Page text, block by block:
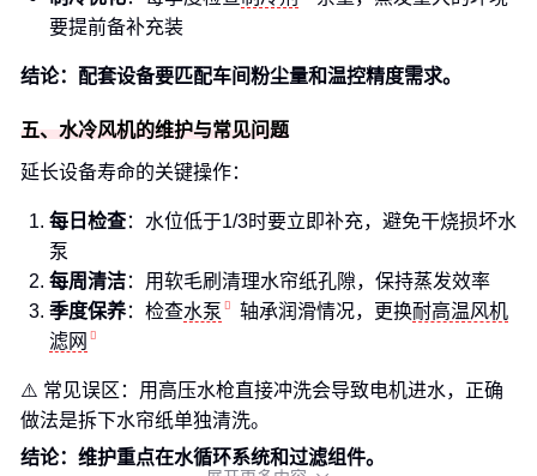
要提前备补充装
结论：配套设备要匹配车间粉尘量和温控精度需求。
五、水冷风机的维护与常见问题
延长设备寿命的关键操作：
每日检查：水位低于1/3时要立即补充，避免干烧损坏水
泵
每周清洁：用软毛刷清理水帘纸孔隙，保持蒸发效率
季度保养：检查水泵 轴承润滑情况，更换耐高温风机
滤网
⚠️ 常见误区：用高压水枪直接冲洗会导致电机进水，正确
做法是拆下水帘纸单独清洗。
结论：维护重点在水循环系统和过滤组件。